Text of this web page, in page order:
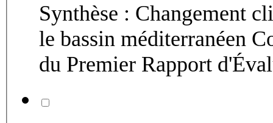
Synthèse : Changement
le bassin méditerranéen
du Premier Rapport